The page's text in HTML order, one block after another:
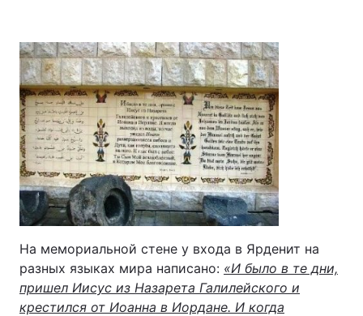
На мемориальной стене у входа в Ярденит на
разных языках мира написано: «И было в те дни,
пришел Иисус из Назарета Галилейского и
крестился от Иоанна в Иордане. И когда